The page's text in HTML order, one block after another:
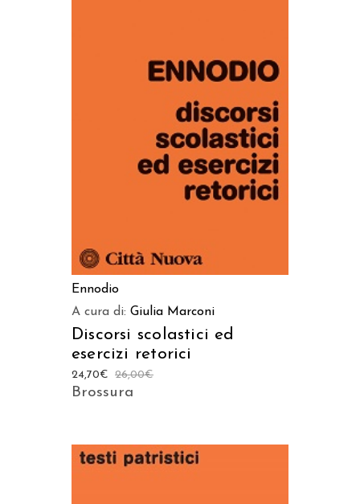
AGGIUNGI AL CARRELLO
Ennodio
A cura di: Giulia Marconi
Discorsi scolastici ed
esercizi retorici
26,00€
24,70€
Brossura